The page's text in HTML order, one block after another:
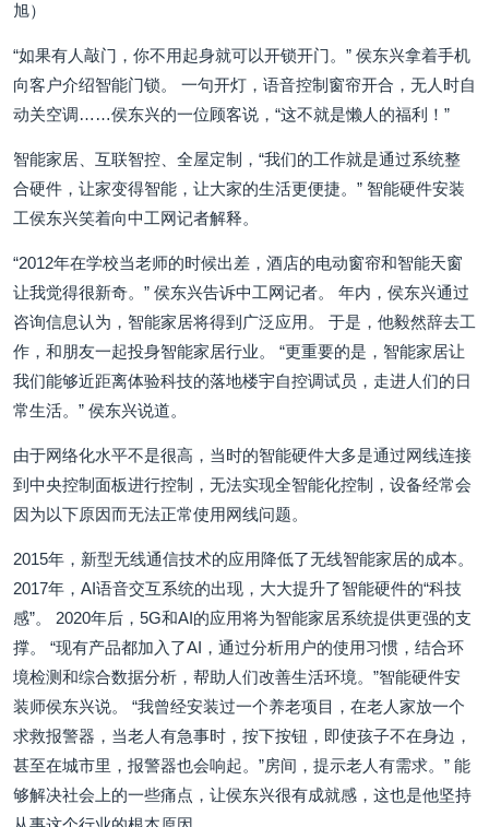
旭）
“如果有人敲门，你不用起身就可以开锁开门。” 侯东兴拿着手机
向客户介绍智能门锁。 一句开灯，语音控制窗帘开合，无人时自
动关空调……侯东兴的一位顾客说，“这不就是懒人的福利！”
智能家居、互联智控、全屋定制，“我们的工作就是通过系统整
合硬件，让家变得智能，让大家的生活更便捷。” 智能硬件安装
工侯东兴笑着向中工网记者解释。
“2012年在学校当老师的时候出差，酒店的电动窗帘和智能天窗
让我觉得很新奇。” 侯东兴告诉中工网记者。 年内，侯东兴通过
咨询信息认为，智能家居将得到广泛应用。 于是，他毅然辞去工
作，和朋友一起投身智能家居行业。 “更重要的是，智能家居让
我们能够近距离体验科技的落地楼宇自控调试员，走进人们的日
常生活。” 侯东兴说道。
由于网络化水平不是很高，当时的智能硬件大多是通过网线连接
到中央控制面板进行控制，无法实现全智能化控制，设备经常会
因为以下原因而无法正常使用网线问题。
2015年，新型无线通信技术的应用降低了无线智能家居的成本。
2017年，AI语音交互系统的出现，大大提升了智能硬件的“科技
感”。 2020年后，5G和AI的应用将为智能家居系统提供更强的支
撑。 “现有产品都加入了AI，通过分析用户的使用习惯，结合环
境检测和综合数据分析，帮助人们改善生活环境。”智能硬件安
装师侯东兴说。 “我曾经安装过一个养老项目，在老人家放一个
求救报警器，当老人有急事时，按下按钮，即使孩子不在身边，
甚至在城市里，报警器也会响起。”房间，提示老人有需求。” 能
够解决社会上的一些痛点，让侯东兴很有成就感，这也是他坚持